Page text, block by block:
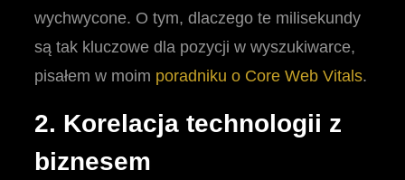
wychwycone. O tym, dlaczego te milisekundy
są tak kluczowe dla pozycji w wyszukiwarce,
pisałem w moim poradniku o Core Web Vitals.
2. Korelacja technologii z
biznesem